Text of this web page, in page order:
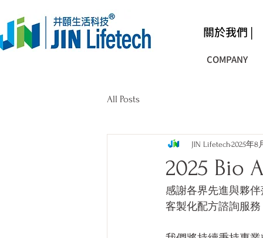
關於我們 |
COMPANY
All Posts
2025 Bio
JIN Lifetech2025年8
感謝各界先進與夥
客製化配方諮詢服